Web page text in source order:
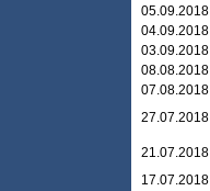
05.09.2018
04.09.2018
03.09.2018
08.08.2018
07.08.2018
27.07.2018
21.07.2018
17.07.2018